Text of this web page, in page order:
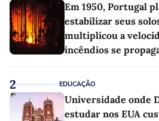
Em 1950, Portugal
estabilizar seus
multiplicou a
incêndios se
2 EDUCAÇÃO
Universidade onde
estudar nos EUA